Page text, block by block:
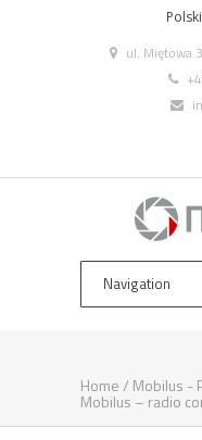
Polski
ul. Miętowa
Home/ Mobilus ­-
Mobilus – radio